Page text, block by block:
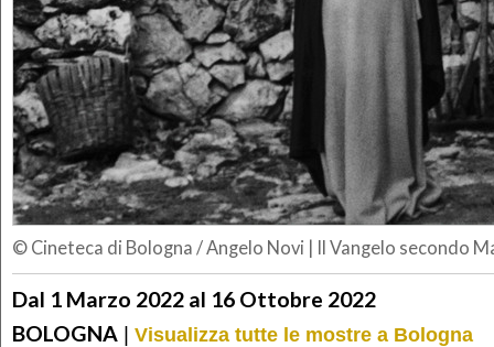
© Cineteca di Bologna / Angelo Novi Il Vangelo secondo
Dal 1 Marzo 2022 al 16 Ottobre 2022
BOLOGNA | Visualizza tutte le mostre a Bologna